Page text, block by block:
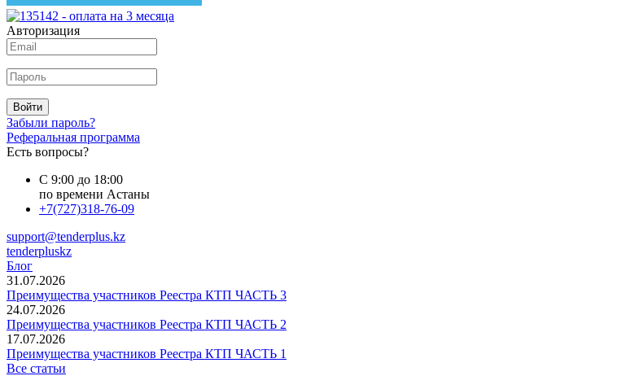
Авторизация
Войти
Забыли пароль?
Реферальная программа
Есть вопросы?
С 9:00 до 18:00
по времени Астаны
+7(727)318-76-09
support@tenderplus.kz
tenderpluskz
Блог
31.07.2026
Преимущества участников Реестра КТП ЧАСТЬ 3
24.07.2026
Преимущества участников Реестра КТП ЧАСТЬ 2
17.07.2026
Преимущества участников Реестра КТП ЧАСТЬ 1
Все статьи